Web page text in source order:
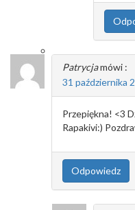
Patrycjamówi :
31 października
Przepiękna! <3
Rapakivi:)
Odpowiedz